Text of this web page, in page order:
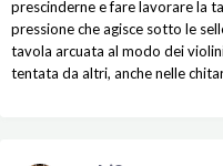
prescinderne e fare lavorare la
pressione che agisce sotto le
tavola arcuata al modo dei
tentata da altri, anche nelle